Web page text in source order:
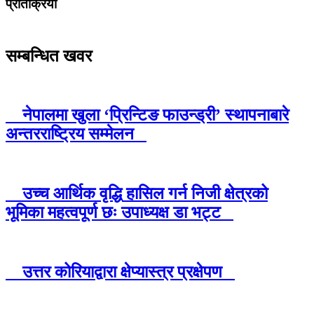
प्रतिक्रिया
सम्बन्धित खवर
नेपालमा खुला ‘प्रिन्टिङ फाउन्ड्री’ स्थापनाबारे
अन्तरराष्ट्रिय सम्मेलन
उच्च आर्थिक वृद्धि हासिल गर्न निजी क्षेत्रको
भूमिका महत्वपूर्ण छः उपाध्यक्ष डा भट्ट
उत्तर कोरियाद्वारा क्षेप्यास्त्र प्रक्षेपण